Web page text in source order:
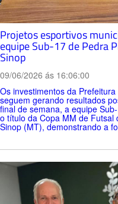
Projetos esportivos
equipe Sub-17 de Pedra
Sinop
09/06/2026 ás 16:06:00
Os investimentos da
seguem gerando resultados
final de semana, a equipe
o título da Copa MM de Futsal
Sinop (MT), demonstrando a